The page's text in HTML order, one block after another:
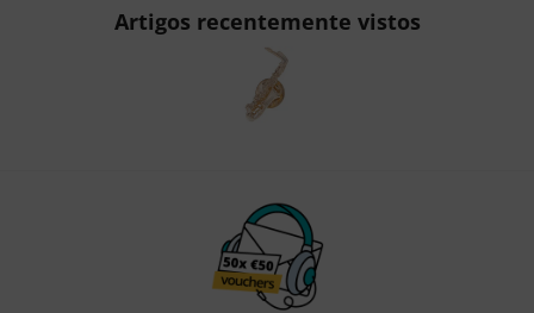
Artigos recentemente vistos